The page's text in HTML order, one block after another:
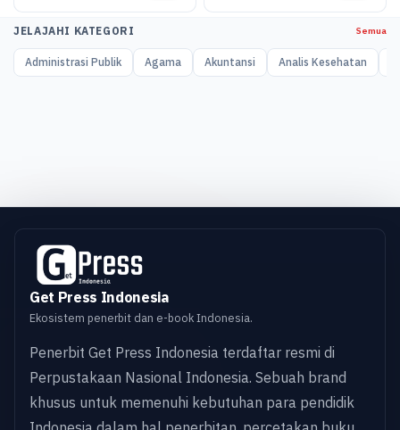
JELAJAHI KATEGORI Semua
Administrasi Publik Agama Akuntansi Analis Kesehatan
Get Press Indonesia
Ekosistem penerbit dan e-book Indonesia.
Penerbit Get Press Indonesia terdaftar resmi di
Perpustakaan Nasional Indonesia. Sebuah brand
khusus untuk memenuhi kebutuhan para pendidik